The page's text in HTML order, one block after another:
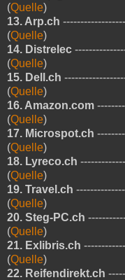
(Quelle)
13. Arp.ch
(Quelle)
14. Distrelec
(Quelle)
15. Dell.ch
(Quelle)
16. Amazon.com
(Quelle)
17. Microspot.ch
(Quelle)
18. Lyreco.ch
(Quelle)
19. Travel.ch
(Quelle)
20. Steg-PC.ch
(Quelle)
21. Exlibris.ch
(Quelle)
22. Reifendirekt.ch